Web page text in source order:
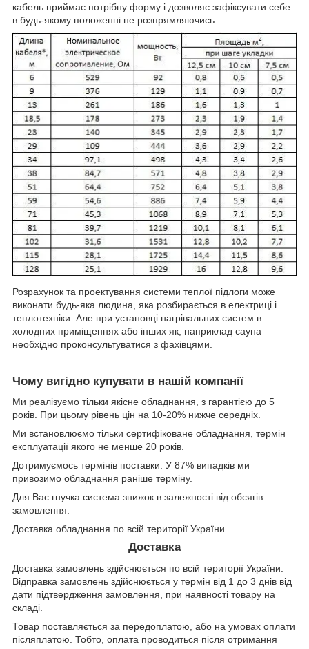
кабель приймає потрібну форму і дозволяє зафіксувати себе
в будь-якому положенні не розпрямляючись.
Розрахунок та проектування системи теплої підлоги може
виконати будь-яка людина, яка розбирається в електриці і
теплотехніки. Але при установці нагрівальних систем в
холодних приміщеннях або інших як, наприклад сауна
необхідно проконсультуватися з фахівцями.
Чому вигідно купувати в нашій компанії
Ми реалізуємо тільки якісне обладнання, з гарантією до 5
років. При цьому рівень цін на 10-20% нижче середніх.
Ми встановлюємо тільки сертифіковане обладнання, термін
експлуатації якого не менше 20 років.
Дотримуємось термінів поставки. У 87% випадків ми
привозимо обладнання раніше терміну.
Для Вас гнучка система знижок в залежності від обсягів
замовлення.
Доставка обладнання по всій території України.
Доставка
Доставка замовлень здійснюється по всій території України.
Відправка замовлень здійснюється у термін від 1 до 3 днів від
дати підтвердження замовлення, при наявності товару на
складі.
Товар поставляється за передоплатою, або на умовах оплати
післяплатою. Тобто, оплата проводиться після отримання